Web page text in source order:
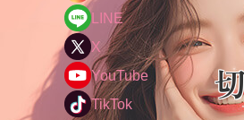
LINE
X
YouTube
TikTok